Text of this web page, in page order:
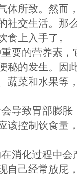
体所致。然而
社交生活。那
食上入手了。
要的营养素，
秘的发生。因
蔬菜和水果等
导致胃部膨胀
该控制饮食量
消化过程中会
自己经常放屁